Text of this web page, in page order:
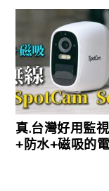
真.台灣好用監
+防水+磁吸的